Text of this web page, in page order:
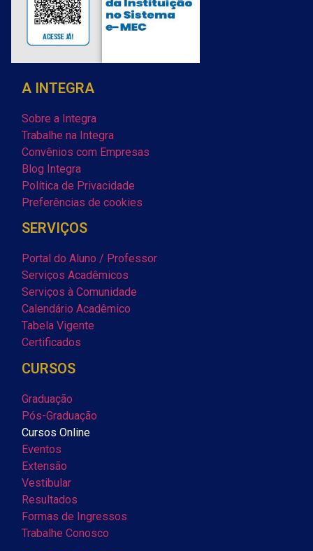
A INTEGRA
Sobre a Integra
Trabalhe na Integra
Convênios com Empresas
Blog Integra
Política de Privacidade
Preferências de cookies
SERVIÇOS
Portal do Aluno / Professor
Serviços Acadêmicos
Serviços à Comunidade
Calendário Acadêmico
Tabela Vigente
Certificados
CURSOS
Graduação
Pós-Graduação
Cursos Online
Eventos
Extensão
Vestibular
Resultados
Formas de Ingressos
Trabalhe Conosco